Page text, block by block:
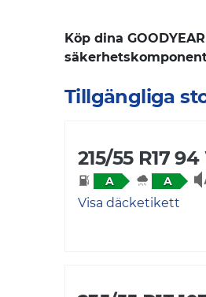
Köp dina
Tillgängliga
215/55 R17
A A
Visa däcketikett